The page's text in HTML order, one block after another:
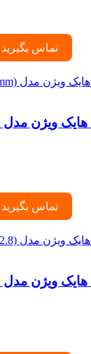
تماس بگیرید
تماس بگیرید